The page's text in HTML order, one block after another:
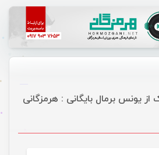
یونس برمال بایگانی : هرمزگانی